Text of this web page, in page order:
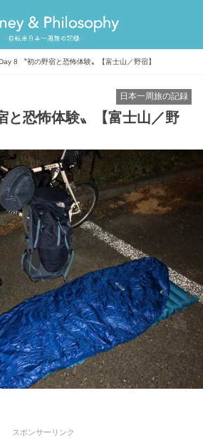
8 〝初の野宿と恐怖体験〟【富士山／野宿】
日本一周旅の記録
と恐怖体験〟【富士山／野
スポンサーリンク